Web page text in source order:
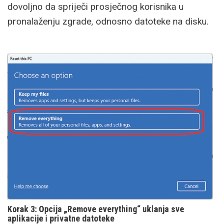
dovoljno da spriječi prosječnog korisnika u
pronalaženju zgrade, odnosno datoteke na disku.
Korak 3: Opcija „Remove everything“ uklanja sve
aplikacije i privatne datoteke